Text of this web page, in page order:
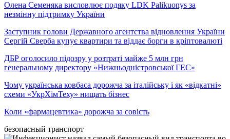
Олена Семеняка висловлює подяку LDK Palikuonys за
незмінну підтримку України
Заступник голови Державного агентства відновлення України
Сергій Сверба купує квартири та віддає борги в кріптовалюті
ДБР оголосило підозру у розтраті майже 5 млн грн
генеральному директору «Нижньодністровської ГЕС»
Чому українська ковбаса дорожча за італійську і як «відкатні»
схеми «УкрХімТеху» нищать бізнес
Коли «фармацевтика» дорожча за совість
безопасный транспорт